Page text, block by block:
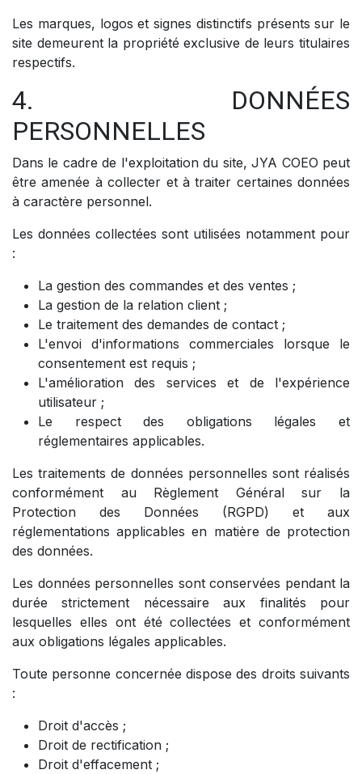
Les marques, logos et signes distinctifs présents sur le
site demeurent la propriété exclusive de leurs titulaires
respectifs.
4. DONNÉES
PERSONNELLES
Dans le cadre de l'exploitation du site, JYA COEO peut
être amenée à collecter et à traiter certaines données
à caractère personnel.
Les données collectées sont utilisées notamment pour
:
La gestion des commandes et des ventes ;
La gestion de la relation client ;
Le traitement des demandes de contact ;
L'envoi d'informations commerciales lorsque le
consentement est requis ;
L'amélioration des services et de l'expérience
utilisateur ;
Le respect des obligations légales et
réglementaires applicables.
Les traitements de données personnelles sont réalisés
conformément au Règlement Général sur la
Protection des Données (RGPD) et aux
réglementations applicables en matière de protection
des données.
Les données personnelles sont conservées pendant la
durée strictement nécessaire aux finalités pour
lesquelles elles ont été collectées et conformément
aux obligations légales applicables.
Toute personne concernée dispose des droits suivants
:
Droit d'accès ;
Droit de rectification ;
Droit d'effacement ;